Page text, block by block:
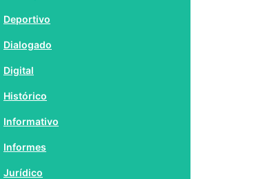
Deportivo
Dialogado
Digital
Histórico
Informativo
Informes
Jurídico